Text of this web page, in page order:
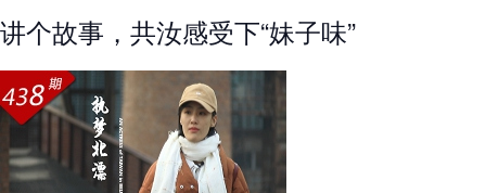
讲个故事，共汝感受下“妹子味”